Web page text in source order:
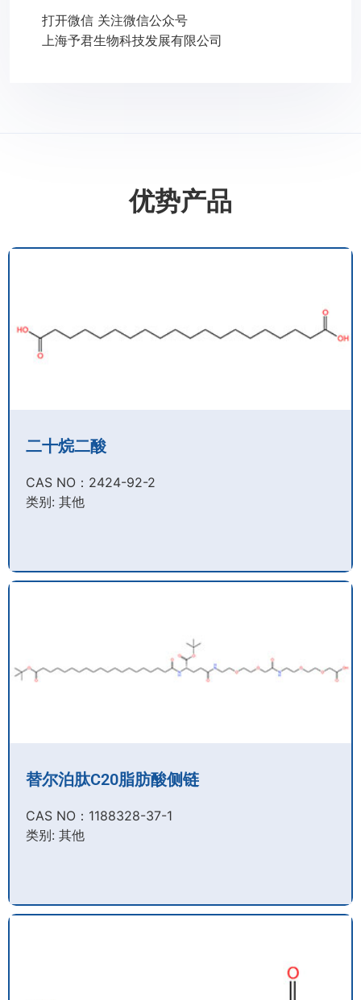
打开微信 关注微信公众号
上海予君生物科技发展有限公司
优势产品
二十烷二酸
CAS NO：2424-92-2​
类别: 其他
替尔泊肽C20脂肪酸侧链
CAS NO：1188328-37-1
类别: 其他